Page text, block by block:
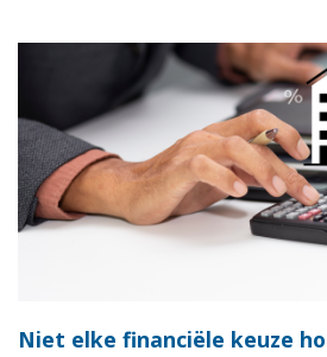
Niet elke financiële keuze